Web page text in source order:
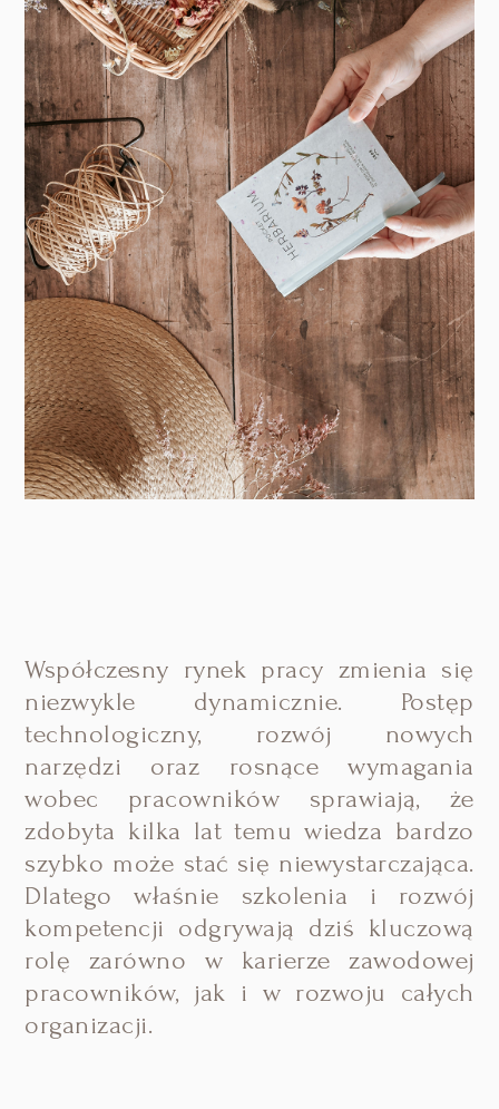
Współczesny rynek pracy zmienia się
niezwykle dynamicznie. Postęp
technologiczny, rozwój nowych
narzędzi oraz rosnące wymagania
wobec pracowników sprawiają, że
zdobyta kilka lat temu wiedza bardzo
szybko może stać się niewystarczająca.
Dlatego właśnie szkolenia i rozwój
kompetencji odgrywają dziś kluczową
rolę zarówno w karierze zawodowej
pracowników, jak i w rozwoju całych
organizacji.